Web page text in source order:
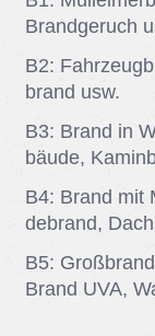
Brand­ge­ruch
B2:
brand usw.
B3: Brand in
bäu­de,
B4: Brand mit
de­brand,
B5:
Brand UVA,